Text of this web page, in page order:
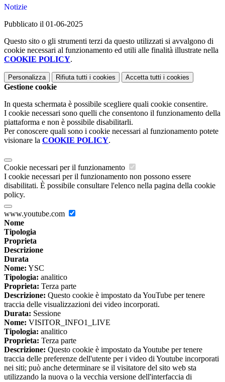
Notizie
Pubblicato il 01-06-2025
Questo sito o gli strumenti terzi da questo utilizzati si avvalgono di
cookie necessari al funzionamento ed utili alle finalità illustrate nella
COOKIE POLICY.
Personalizza Rifiuta tutti i cookies Accetta tutti i cookies
Gestione cookie
In questa schermata è possibile scegliere quali cookie consentire.
I cookie necessari sono quelli che consentono il funzionamento della
piattaforma e non è possibile disabilitarli.
Per conoscere quali sono i cookie necessari al funzionamento potete
visionare la COOKIE POLICY.
Cookie necessari per il funzionamento
I cookie necessari per il funzionamento non possono essere
disabilitati. È possibile consultare l'elenco nella pagina della cookie
policy.
www.youtube.com
Nome
Tipologia
Proprieta
Descrizione
Durata
Nome: YSC
Tipologia: analitico
Proprieta: Terza parte
Descrizione: Questo cookie è impostato da YouTube per tenere
traccia delle visualizzazioni dei video incorporati.
Durata: Sessione
Nome: VISITOR_INFO1_LIVE
Tipologia: analitico
Proprieta: Terza parte
Descrizione: Questo cookie è impostato da Youtube per tenere
traccia delle preferenze dell'utente per i video di Youtube incorporati
nei siti; può anche determinare se il visitatore del sito web sta
utilizzando la nuova o la vecchia versione dell'interfaccia di